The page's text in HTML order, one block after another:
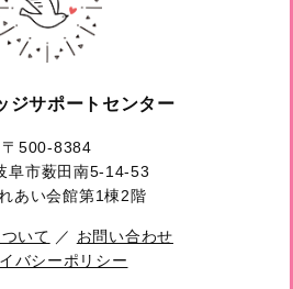
ジサポートセンター
〒500-8384
阜市薮田南5-14-53
あい会館第1棟2階
いて ／ お問い合わせ
バシーポリシー